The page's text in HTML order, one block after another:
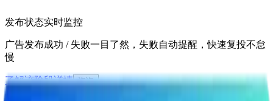
发布状态实时监控
广告发布成功 / 失败一目了然，失败自动提醒，快速复投不怠
慢
了解该阶段详情 咨询